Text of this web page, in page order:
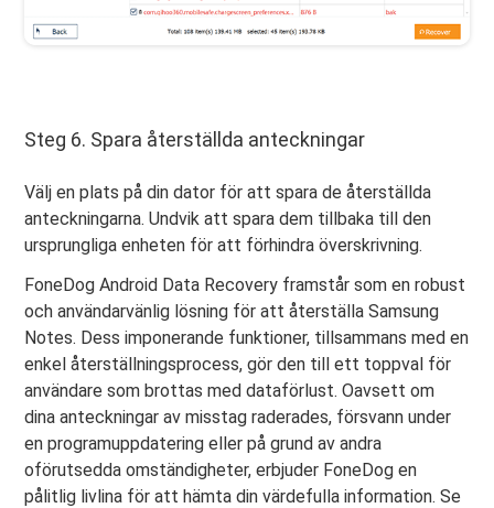
Steg 6. Spara återställda anteckningar
Välj en plats på din dator för att spara de återställda
anteckningarna. Undvik att spara dem tillbaka till den
ursprungliga enheten för att förhindra överskrivning.
FoneDog Android Data Recovery framstår som en robust
och användarvänlig lösning för att återställa Samsung
Notes. Dess imponerande funktioner, tillsammans med en
enkel återställningsprocess, gör den till ett toppval för
användare som brottas med dataförlust. Oavsett om
dina anteckningar av misstag raderades, försvann under
en programuppdatering eller på grund av andra
oförutsedda omständigheter, erbjuder FoneDog en
pålitlig livlina för att hämta din värdefulla information. Se